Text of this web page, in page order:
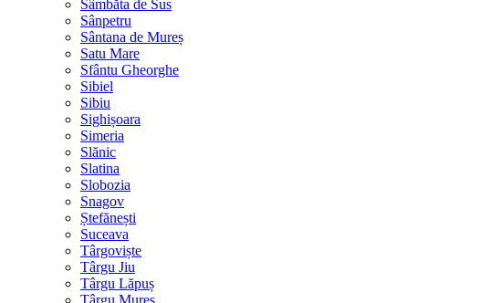
Sâmbăta de Sus
Sânpetru
Sântana de Mureș
Satu Mare
Sfântu Gheorghe
Sibiel
Sibiu
Sighișoara
Simeria
Slănic
Slatina
Slobozia
Snagov
Ștefănești
Suceava
Târgoviște
Târgu Jiu
Târgu Lăpuș
Târgu Mureș